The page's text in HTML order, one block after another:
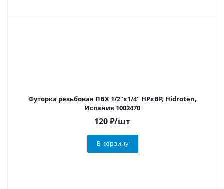
Футорка резьбовая ПВХ 1/2"х1/4" НРхВР, Hidroten,
Испания 1002470
120₽/шт
В корзину